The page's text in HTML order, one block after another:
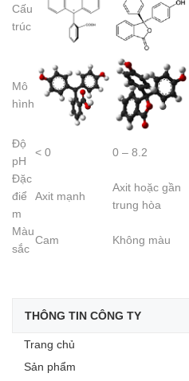
Cấu
trúc
Mô
hình
Độ
pH
< 0 0 – 8.2
Đặc
điể
m
Axit mạnh
Axit hoặc gần
trung hòa
Màu
sắc
Cam Không màu
THÔNG TIN CÔNG TY
Trang chủ
Sản phẩm